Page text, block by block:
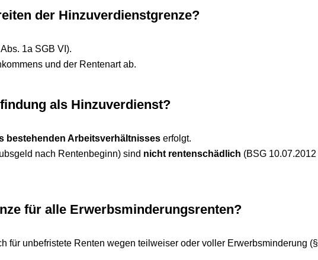
der Hinzuverdienstgrenze?
1a SGB VI).
und der Rentenart ab.
als Hinzuverdienst?
bestehenden Arbeitsverhältnisses erfolgt.
nach Rentenbeginn) sind nicht rentenschädlich (BSG 10.07.2012
für alle Erwerbsminderungsrenten?
für unbefristete Renten wegen teilweiser oder voller Erwerbsminderung (§